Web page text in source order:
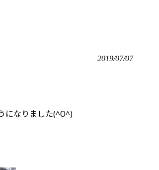
2019/07/07
になりました(^O^)